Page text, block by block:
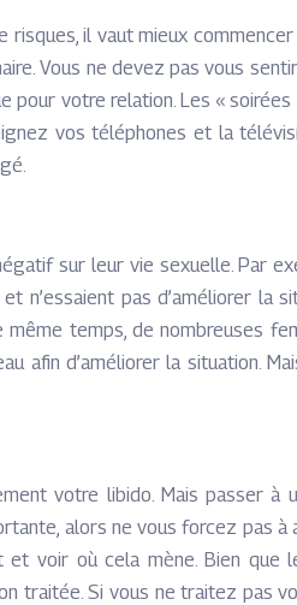
il vaut mieux
Vous ne devez pas vous
votre relation. Les «
vos téléphones et la
sur leur vie sexuelle. Par
n’essaient pas d’améliorer
temps, de nombreuses
afin d’améliorer la situation.
votre libido. Mais passer
alors ne vous forcez pas
voir où cela mène. Bien que
traitée. Si vous ne traitez pas